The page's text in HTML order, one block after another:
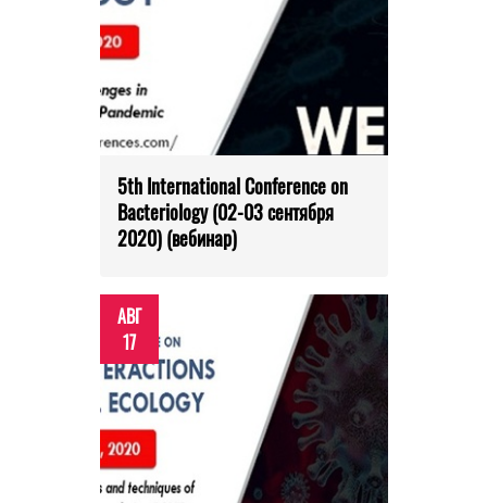
5th International Conference on
Bacteriology (02-03 сентября
2020) (вебинар)
АВГ
17